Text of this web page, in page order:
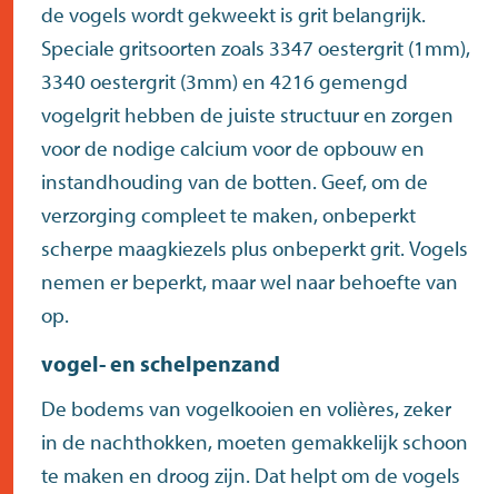
de vogels wordt gekweekt is grit belangrijk.
Speciale gritsoorten zoals 3347 oestergrit (1mm),
3340 oestergrit (3mm)en 4216 gemengd
vogelgrit hebben de juiste structuur en zorgen
voor de nodige calcium voor de opbouw en
instandhouding van de botten. Geef, om de
verzorging compleet te maken, onbeperkt
scherpe maagkiezels plus onbeperkt grit. Vogels
nemen er beperkt, maar wel naar behoefte van
op.
vogel- en schelpenzand
De bodems van vogelkooien en volières, zeker
in de nachthokken, moeten gemakkelijk schoon
te maken en droog zijn. Dat helpt om de vogels